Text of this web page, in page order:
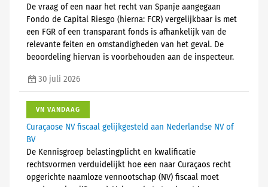
De vraag of een naar het recht van Spanje aangegaan
Fondo de Capital Riesgo (hierna: FCR) vergelijkbaar is met
een FGR of een transparant fonds is afhankelijk van de
relevante feiten en omstandigheden van het geval. De
beoordeling hiervan is voorbehouden aan de inspecteur.
30 juli 2026
VN VANDAAG
Curaçaose NV fiscaal gelijkgesteld aan Nederlandse NV of
BV
De Kennisgroep belastingplicht en kwalificatie
rechtsvormen verduidelijkt hoe een naar Curaçaos recht
opgerichte naamloze vennootschap (NV) fiscaal moet